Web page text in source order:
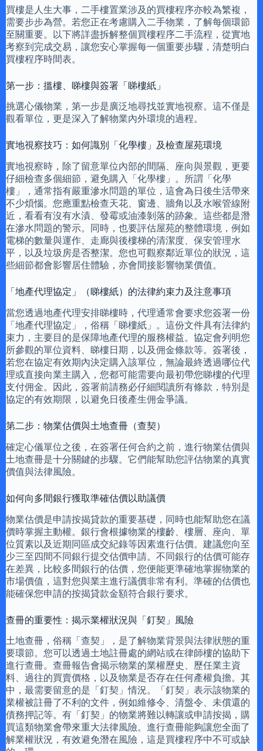
買樓是人生大事，二手樓置業涉及的買樓程序亦較為繁複，
需要步步為營。若您正在考慮購入二手物業，了解每個環節
至關重要。以下將詳盡拆解整個買樓程序二手流程，從實地
考察到完成交易，讓您安心掌握每一個重要步驟，清楚明白
買樓程序時間表。
第一步：搵樓、睇樓與簽署「睇樓紙」
挑選心儀物業，第一步是廣泛地尋找並實地視察。這不僅是
觀看單位，更是深入了解物業內外環境的過程。
實地視察技巧：如何識別「化學樓」及檢查屋苑環境
實地視察時，除了留意單位內部的間隔、座向與景觀，更要
仔細檢查多個細節，避免購入「化學樓」。所謂「化學
樓」，通常指有嚴重滲水問題的單位，這會為日後生活帶來
不少煩惱。您應重點檢查天花、窗邊、牆角以及水喉管線附
近，看看有沒有水漬、發霉或油漆剝落的跡象。這些都是潛
在滲水問題的警示。同時，也要評估屋苑的整體環境，例如
電梯的數量與運作、走廊與後樓梯的清潔度、保安管理水
平，以及垃圾房是否整潔。您也可觀察鄰近單位的狀況，這
些細節都會影響居住體驗，亦會間接影響物業價值。
「地產代理協定」（睇樓紙）的法律約束力及注意事項
當您透過地產代理安排睇樓時，代理通常會要求您簽署一份
「地產代理協定」，俗稱「睇樓紙」。這份文件具有法律約
束力，主要目的是保障地產代理的服務權益。協定會列明您
所參觀的單位資料、睇樓日期，以及佣金條款等。簽署後，
若您在協定有效期內決定購入該單位，無論最終透過哪位代
理或直接向業主購入，您都可能需要向最初帶您睇樓的代理
支付佣金。因此，簽署前請務必仔細閱讀所有條款，特別是
協定的有效期限，以避免日後產生佣金爭議。
第二步：物業估價與土地查冊（查契）
確定心儀單位之後，在簽署任何合約之前，進行物業估價與
土地查冊是十分關鍵的步驟。它們能幫助您評估物業的真實
價值與法律風險。
如何向多間銀行獲取準確估價以助議價
物業估價是申請按揭貸款的重要基礎，同時也能幫助您在議
價時掌握主動權。銀行會根據物業的樓齡、樓層、座向、單
位質素以及近期同區成交紀錄等因素進行估價。建議您向至
少三至四間不同銀行提交估價申請。不同銀行的估價可能存
在差異，比較多間銀行的估價，您便能更準確地掌握物業的
市場價值，這對您與業主進行議價非常有利。準確的估價也
能確保您申請的按揭貸款金額符合銀行要求。
查冊的重要性：揭示業權狀況與「釘契」風險
土地查冊，俗稱「查契」，是了解物業背景與法律狀態的重
要環節。您可以透過土地註冊處的網站或在律師樓的協助下
進行查冊。查冊報告會揭示物業的業權歷史、歷任業主資
料、過往的買賣價格，以及物業是否存在任何產權負擔。其
中，最需要留意的是「釘契」情況。「釘契」表示該物業的
業權被註冊了不利的文件，例如維修令、清盤令、未償還的
債務押記等。有「釘契」的物業將難以轉讓或申請按揭，購
買這類物業會帶來重大法律風險。進行查冊能夠讓您全面了
解業權狀況，有效避免潛在風險，這是買樓程序中不可或缺